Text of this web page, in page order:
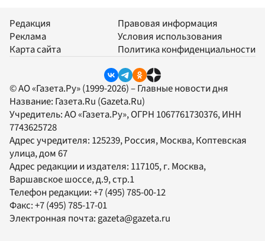
Редакция
Реклама
Карта сайта
Правовая информация
Условия использования
Политика конфиденциальности
© АО «Газета.Ру» (1999-2026) – Главные новости дня
Название: Газета.Ru (Gazeta.Ru)
Учредитель:АО «Газета.Ру», ОГРН 1067761730376, ИНН
7743625728
Адрес учредителя: 125239, Россия, Москва, Коптевская
улица, дом 67
Адрес редакции и издателя: 117105, г. Москва,
Варшавское шоссе, д.9, стр.1
Телефон редакции:+7 (495) 785-00-12
Факс:+7 (495) 785-17-01
Электронная почта:gazeta@gazeta.ru